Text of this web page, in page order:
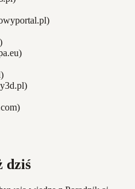
)
)
)
)
)
)
dziś